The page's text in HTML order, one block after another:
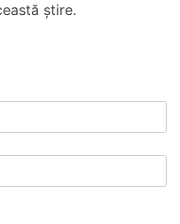
știre.